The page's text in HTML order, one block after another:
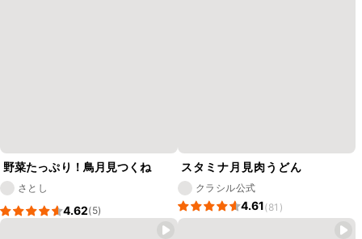
野菜たっぷり！鳥月見つくね
さとし
4.62(5)
スタミナ月見肉うどん
クラシル公式
4.61(81)